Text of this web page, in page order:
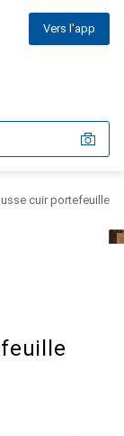
Vers l'app
cuir portefeuille